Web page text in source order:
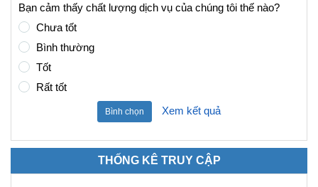
Bạn cảm thấy chất lượng dịch vụ của chúng tôi thế nào?
Chưa tốt
Bình thường
Tốt
Rất tốt
Bình chọn Xem kết quả
THỐNG KÊ TRUY CẬP